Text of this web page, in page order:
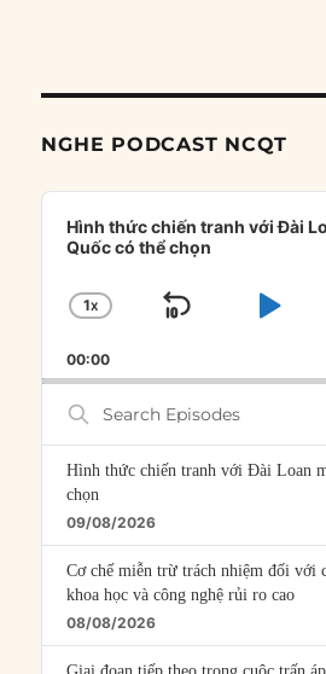
NGHE PODCAST NCQT
Audio
Player
Hình thức chiến tranh với Đài
Quốc có thể chọn
CHANGE
RATE
1X
SKIP
00:00
Search
Episodes
Hình thức chiến tranh với Đài Loan
chọn
09/08/2026
Cơ chế miễn trừ trách nhiệm đối với
khoa học và công nghệ rủi ro cao
08/08/2026